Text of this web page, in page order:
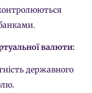
валюти:
державного